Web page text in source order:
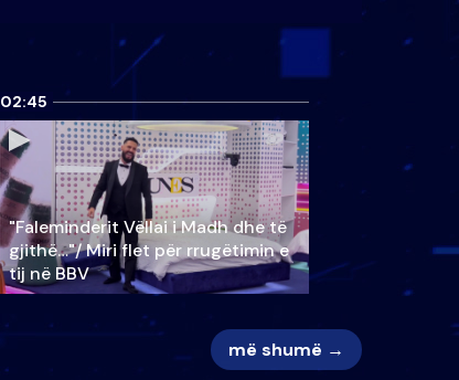
02:45
"Faleminderit Vëllai i Madh dhe të
gjithë…"/ Miri flet për rrugëtimin e
tij në BBV
më shumë →